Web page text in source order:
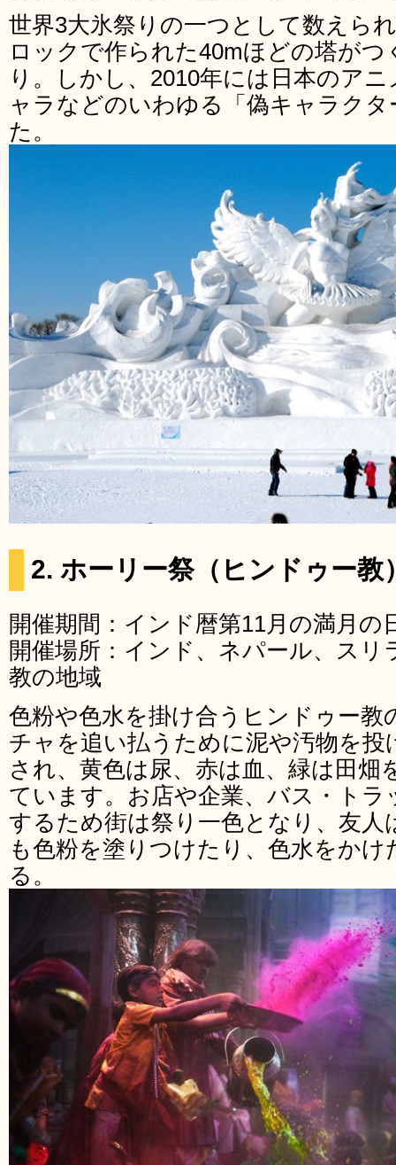
世界3大氷祭りの一つとして数えら
ロックで作られた40mほどの塔が
り。しかし、2010年には日本のア
ャラなどのいわゆる「偽キャラク
た。
2. ホーリー祭（ヒンドゥー教
開催期間：インド暦第11月の満月の
開催場所：インド、ネパール、ス
教の地域
色粉や色水を掛け合うヒンドゥー教
チャを追い払うために泥や汚物を
され、黄色は尿、赤は血、緑は田畑
ています。お店や企業、バス・トラ
するため街は祭り一色となり、友人
も色粉を塗りつけたり、色水をか
る。